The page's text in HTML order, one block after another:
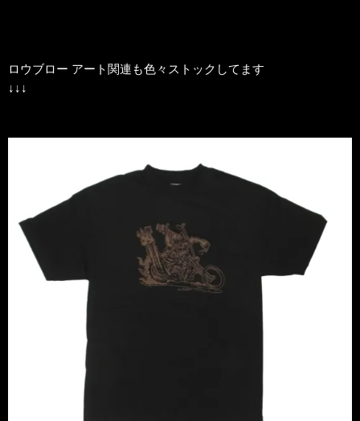
ロウブロー アート関連も色々ストックしてます
↓↓↓